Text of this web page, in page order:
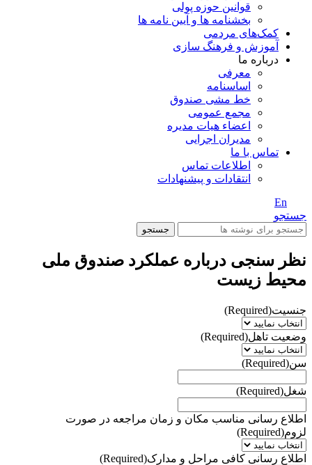
قوانین حوزه پولی
بخشنامه ها و آیین نامه ها
کمک‌های مردمی
آموزش و فرهنگ سازی
درباره ما
معرفی
اساسنامه
خط مشی صندوق
مجمع عمومی
اعضاء هیات مدیره
مدیران اجرایی
تماس با ما
اطلاعات تماس
انتقادات و پیشنهادات
En
جستجو
جستجو
نظر سنجی درباره عملکرد صندوق ملی
محیط زیست
جنسیت(Required)
وضعیت تاهل(Required)
سن(Required)
شغل(Required)
اطلاع رسانی مناسب مکان و زمان مراجعه در صورت
لزوم(Required)
اطلاع رسانی کافی مراحل و مدارک(Required)